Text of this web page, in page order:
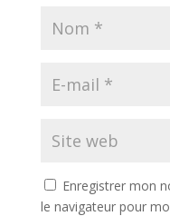
Enregistrer mon
le navigateur pour